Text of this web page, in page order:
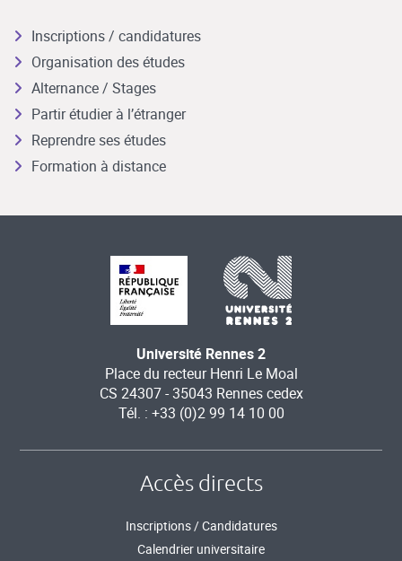
Inscriptions / candidatures
Organisation des études
Alternance / Stages
Partir étudier à l’étranger
Reprendre ses études
Formation à distance
Université Rennes 2
Place du recteur Henri Le Moal
CS 24307 - 35043 Rennes cedex
Tél. : +33 (0)2 99 14 10 00
Accès directs
Inscriptions / Candidatures
Calendrier universitaire